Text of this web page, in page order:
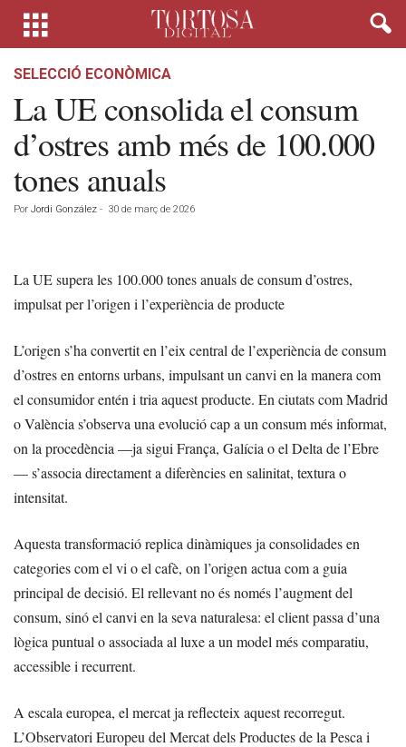
SELECCIÓ ECONÒMICA
La UE consolida el consum
d’ostres amb més de 100.000
tones anuals
Por Jordi González - 30 de març de 2026
La UE supera les 100.000 tones anuals de consum d’ostres,
impulsat per l’origen i l’experiència de producte
L’origen s’ha convertit en l’eix central de l’experiència de consum
d’ostres en entorns urbans, impulsant un canvi en la manera com
el consumidor entén i tria aquest producte. En ciutats com Madrid
o València s’observa una evolució cap a un consum més informat,
on la procedència —ja sigui França, Galícia o el Delta de l’Ebre
— s’associa directament a diferències en salinitat, textura o
intensitat.
Aquesta transformació replica dinàmiques ja consolidades en
categories com el vi o el cafè, on l’origen actua com a guia
principal de decisió. El rellevant no és només l’augment del
consum, sinó el canvi en la seva naturalesa: el client passa d’una
lògica puntual o associada al luxe a un model més comparatiu,
accessible i recurrent.
A escala europea, el mercat ja reflecteix aquest recorregut.
L’Observatori Europeu del Mercat dels Productes de la Pesca i